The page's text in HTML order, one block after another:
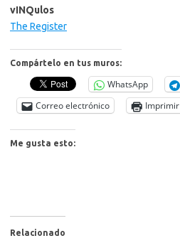
vINQulos
The Register
Compártelo en tus muros:
WhatsApp
Correo electrónico
Imprimir
Me gusta esto:
Relacionado